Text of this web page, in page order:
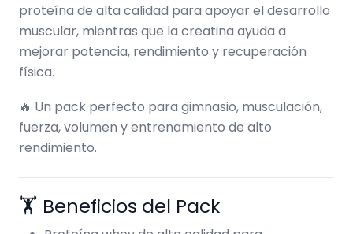
proteína de alta calidad para apoyar el desarrollo
muscular, mientras que la creatina ayuda a
mejorar potencia, rendimiento y recuperación
física.
🔥 Un pack perfecto para gimnasio, musculación,
fuerza, volumen y entrenamiento de alto
rendimiento.
🏋️ Beneficios del Pack